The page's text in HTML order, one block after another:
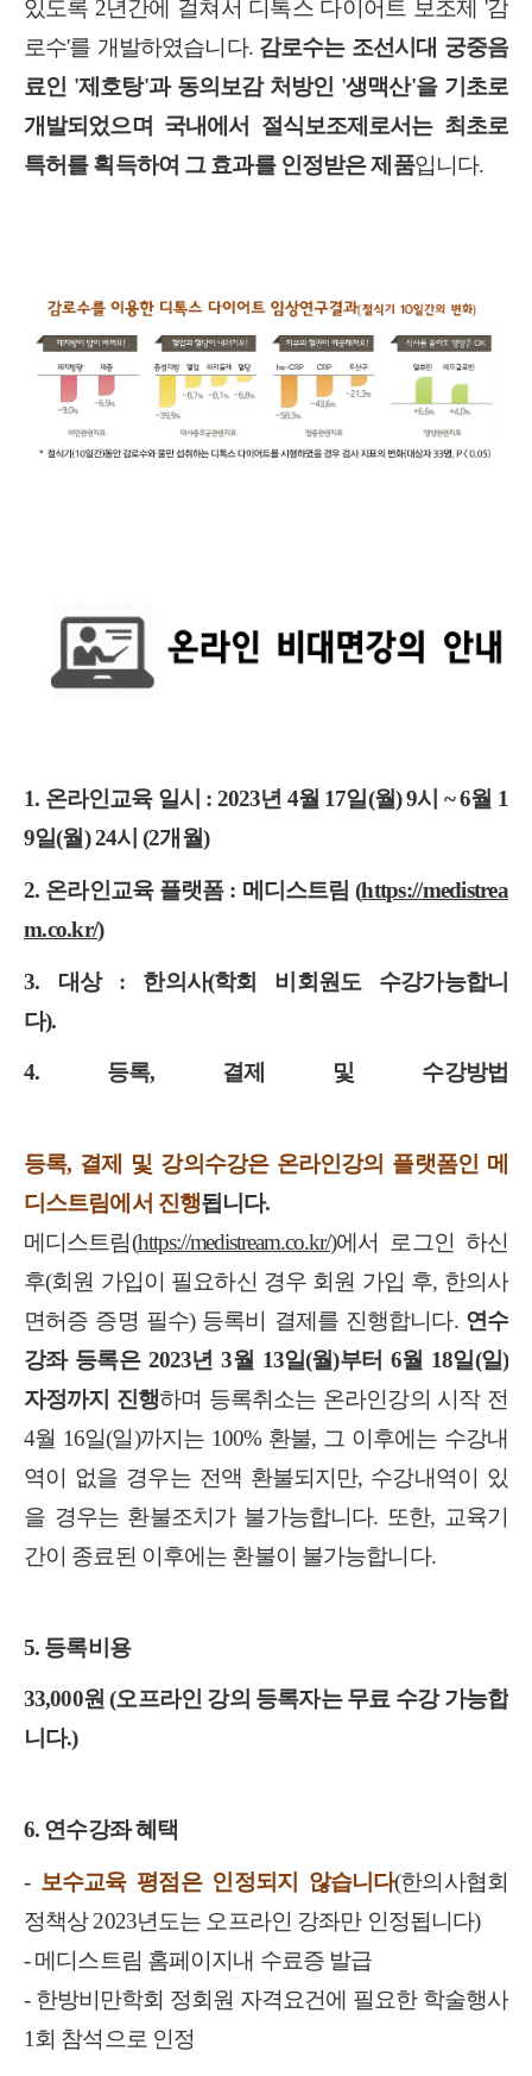
있도록 2년간에 걸쳐서 디톡스 다이어트 보조제 '감
로수'를 개발하였습니다. 감로수는 조선시대 궁중음
료인 '제호탕'과 동의보감 처방인 '생맥산'을 기초로
개발되었으며 국내에서 절식보조제로서는 최초로
특허를 획득하여 그 효과를 인정받은 제품입니다.
1. 온라인교육 일시 : 2023년 4월 17일(월) 9시 ~ 6월 1
9일(월) 24시 (2개월)
2. 온라인교육 플랫폼: 메디스트림 (https://medistrea
m.co.kr/)
3. 대상: 한의사(학회 비회원도 수강가능합니
다).
4. 등록, 결제 및 수강방법
등록, 결제 및 강의수강은 온라인강의 플랫폼인 메
디스트림에서 진행됩니다.
메디스트림(https://medistream.co.kr/)에서 로그인 하신
후(회원 가입이 필요하신 경우 회원 가입 후, 한의사
면허증 증명 필수) 등록비 결제를 진행합니다. 연수
강좌 등록은2023년3월 13일(월)부터 6월 18일(일)
자정까지 진행하며 등록취소는 온라인강의 시작 전
4월 16일(일)까지는 100% 환불, 그 이후에는 수강내
역이 없을 경우는 전액 환불되지만, 수강내역이 있
을 경우는 환불조치가 불가능합니다. 또한, 교육기
간이 종료된 이후에는 환불이 불가능합니다.
5. 등록비용
33,000원(오프라인 강의 등록자는 무료 수강 가능합
니다.)
6. 연수강좌 혜택
- 보수교육 평점은 인정되지 않습니다(한의사협회
정책상2023년도는 오프라인 강좌만 인정됩니다)
-메디스트림 홈페이지내 수료증 발급
- 한방비만학회 정회원 자격요건에 필요한 학술행사
1회 참석으로 인정